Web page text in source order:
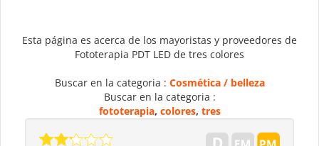
Esta página es acerca de los mayoristas y proveedores de
Fototerapia PDT LED de tres colores
Buscar en la categoria : Cosmética / belleza
Buscar en la categoria :
fototerapia, colores, tres